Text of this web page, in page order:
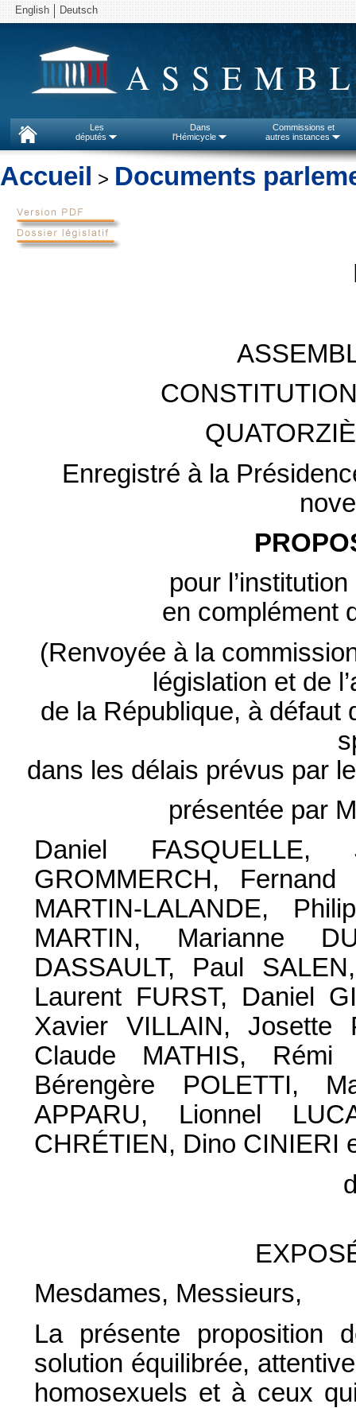
English Deutsch
Les
députés
Dans
l'Hémicycle
Commissions et
autres instances
Accueil > Documents
Enregistré à la
pour l’institution
en complément
(Renvoyée à la
législation et de
de la République, à défaut
dans les délais prévus par
présentée par
Daniel FASQUELLE,
GROMMERCH,
MARTIN-LALANDE,
MARTIN, Marianne
DASSAULT, Paul
Laurent FURST, Daniel
Xavier VILLAIN, Josette
Claude MATHIS, Rémi
Bérengère POLETTI,
APPARU, Lionnel
CHRÉTIEN, Dino CINIERI
Mesdames, Messieurs,
La présente proposition
solution équilibrée,
homosexuels et à ceux